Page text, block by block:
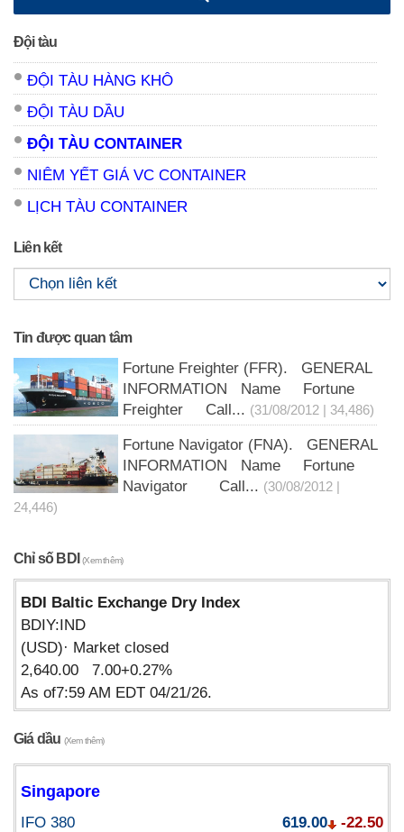
Đội tàu
ĐỘI TÀU HÀNG KHÔ
ĐỘI TÀU DẦU
ĐỘI TÀU CONTAINER
NIÊM YẾT GIÁ VC CONTAINER
LỊCH TÀU CONTAINER
Liên kết
Tin được quan tâm
Fortune Freighter (FFR). GENERAL
INFORMATION Name Fortune
Freighter Call... (31/08/2012 | 34,486)
Fortune Navigator (FNA). GENERAL
INFORMATION Name Fortune
Navigator Call... (30/08/2012 |
24,446)
Chỉ số BDI(Xem thêm)
BDI Baltic Exchange Dry Index
BDIY:IND
(USD)· Market closed
2,640.00 7.00+0.27%
As of7:59 AM EDT 04/21/26.
Giá dầu (Xem thêm)
Singapore
IFO 380 619.00
-22.50